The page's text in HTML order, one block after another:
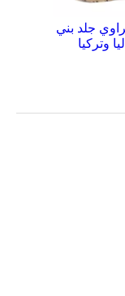
رجالي
والأحمر